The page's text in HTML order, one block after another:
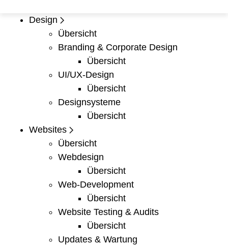
Design
Übersicht
Branding & Corporate Design
Übersicht
UI/UX-Design
Übersicht
Designsysteme
Übersicht
Websites
Übersicht
Webdesign
Übersicht
Web-Development
Übersicht
Website Testing & Audits
Übersicht
Updates & Wartung